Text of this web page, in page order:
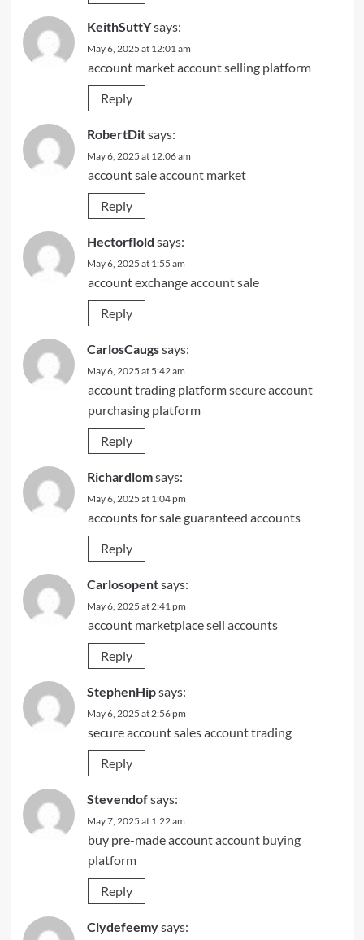
KeithSuttYsays:
May 6, 2025 at 12:01 am
account marketaccount selling platform
Reply
RobertDitsays:
May 6, 2025 at 12:06 am
account saleaccount market
Reply
Hectorflold says:
May 6, 2025 at 1:55 am
account exchangeaccount sale
Reply
CarlosCaugssays:
May 6, 2025 at 5:42 am
account trading platformsecure account
purchasing platform
Reply
Richardlomsays:
May 6, 2025 at 1:04 pm
accounts for saleguaranteed accounts
Reply
Carlosopentsays:
May 6, 2025 at 2:41 pm
account marketplacesell accounts
Reply
StephenHipsays:
May 6, 2025 at 2:56 pm
secure account salesaccount trading
Reply
Stevendofsays:
May 7, 2025 at 1:22 am
buy pre-made accountaccount buying
platform
Reply
Clydefeemysays: